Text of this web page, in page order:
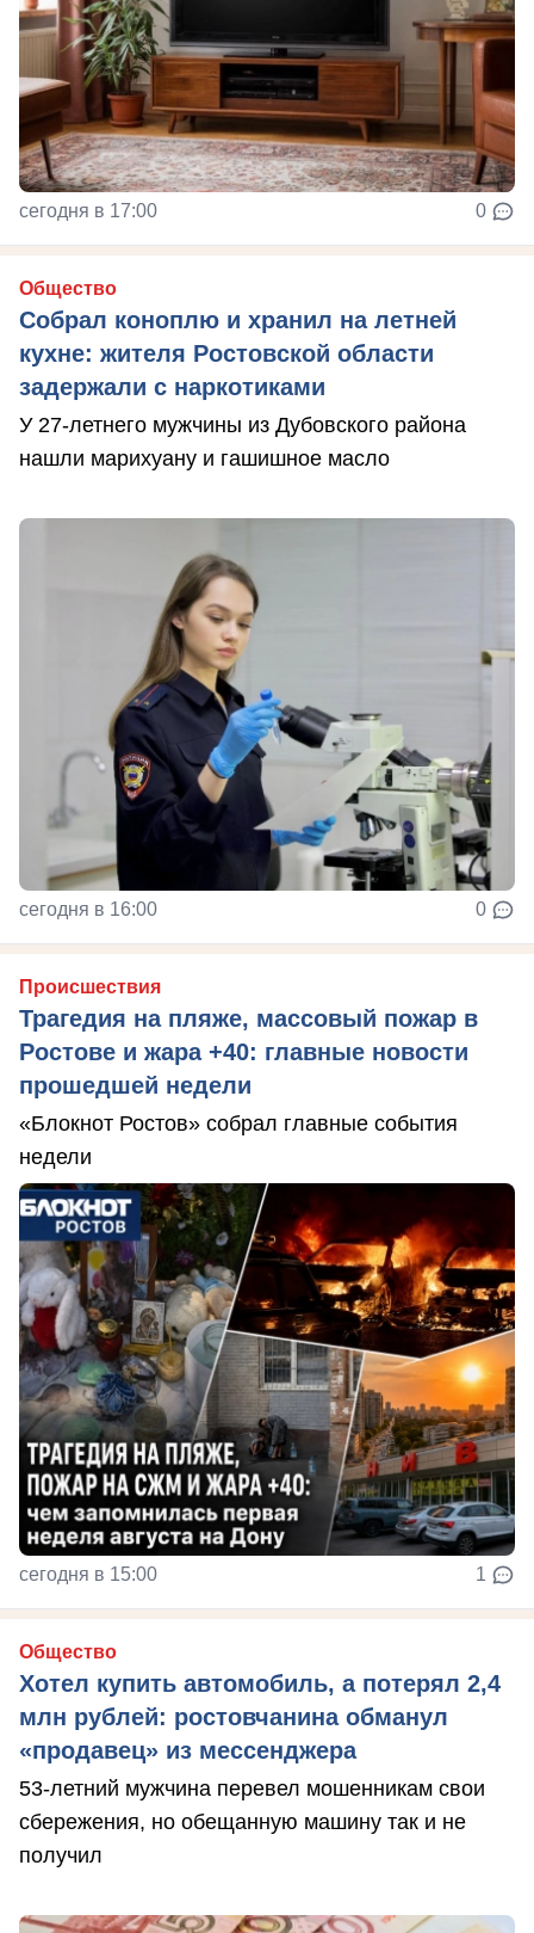
сегодня в 17:00 0
Общество
Собрал коноплю и хранил на летней
кухне: жителя Ростовской области
задержали с наркотиками
У 27-летнего мужчины из Дубовского района
нашли марихуану и гашишное масло
сегодня в 16:00 0
Происшествия
Трагедия на пляже, массовый пожар в
Ростове и жара +40: главные новости
прошедшей недели
«Блокнот Ростов» собрал главные события
недели
сегодня в 15:00 1
Общество
Хотел купить автомобиль, а потерял 2,4
млн рублей: ростовчанина обманул
«продавец» из мессенджера
53-летний мужчина перевел мошенникам свои
сбережения, но обещанную машину так и не
получил